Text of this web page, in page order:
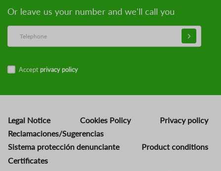
Or leave us your number and we'll call you
Accept privacy policy
Legal Notice Cookies Policy
Privacy policy
Reclamaciones/Sugerencias
Sistema protección denunciante
Product conditions
Certificates